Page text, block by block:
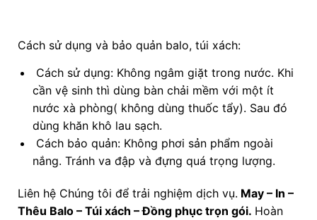
Cách sử dụng và bảo quản balo, túi xách:
Cách sử dụng: Không ngâm giặt trong nước. Khi
cần vệ sinh thì dùng bàn chải mềm với một ít
nước xà phòng( không dùng thuốc tẩy). Sau đó
dùng khăn khô lau sạch.
Cách bảo quản: Không phơi sản phẩm ngoài
nắng. Tránh va đập và đựng quá trọng lượng.
Liên hệ Chúng tôi để trải nghiệm dịch vụ. May – In –
Thêu Balo – Túi xách – Đồng phục trọn gói. Hoàn